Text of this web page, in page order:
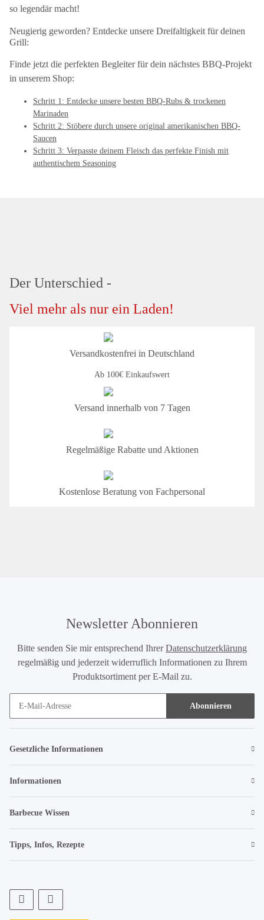
so legendär macht!
Neugierig geworden? Entdecke unsere Dreifaltigkeit für deinen
Grill:
Finde jetzt die perfekten Begleiter für dein nächstes BBQ-Projekt
in unserem Shop:
Schritt 1: Entdecke unsere besten BBQ-Rubs & trockenen
Marinaden
Schritt 2: Stöbere durch unsere original amerikanischen BBQ-
Saucen
Schritt 3: Verpasste deinem Fleisch das perfekte Finish mit
authentischem Seasoning
Der Unterschied -
Viel mehr als nur ein Laden!
Versandkostenfrei in Deutschland
Ab 100€ Einkaufswert
Versand innerhalb von 7 Tagen
Regelmäßige Rabatte und Aktionen
Kostenlose Beratung von Fachpersonal
Newsletter Abonnieren
Bitte senden Sie mir entsprechend IhrerDatenschutzerklärung
regelmäßig und jederzeit widerruflich Informationen zu Ihrem
Produktsortiment per E-Mail zu.
Abonnieren
Gesetzliche Informationen
Informationen
Barbecue Wissen
Tipps, Infos, Rezepte